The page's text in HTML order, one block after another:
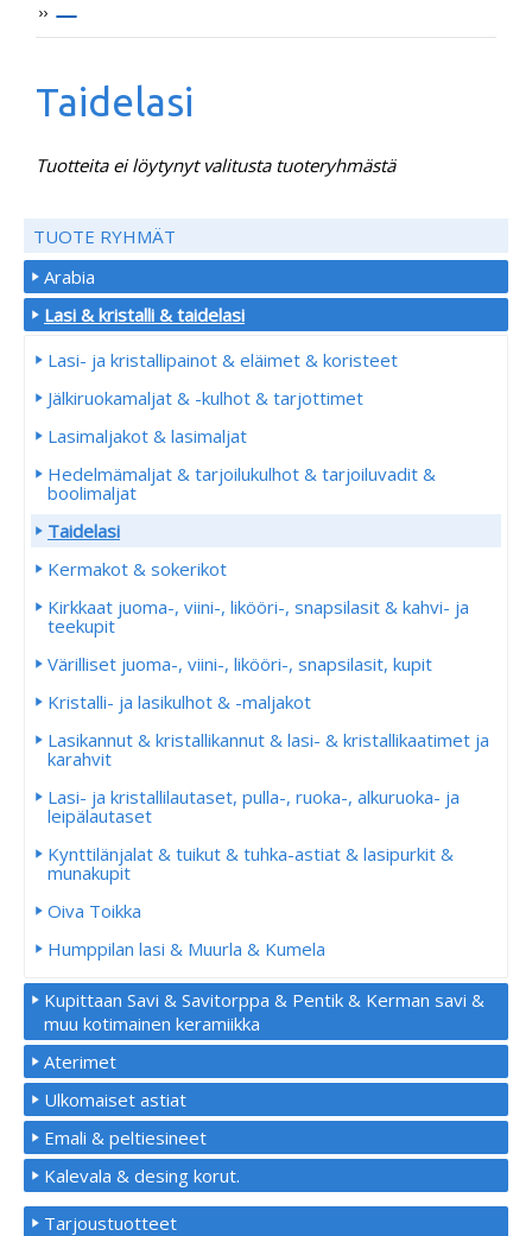
››
Taidelasi
Tuotteita ei löytynyt valitusta tuoteryhmästä
TUOTE RYHMÄT
Arabia
Lasi & kristalli & taidelasi
Lasi- ja kristallipainot & eläimet & koristeet
Jälkiruokamaljat & -kulhot & tarjottimet
Lasimaljakot & lasimaljat
Hedelmämaljat & tarjoilukulhot & tarjoiluvadit &
boolimaljat
Taidelasi
Kermakot & sokerikot
Kirkkaat juoma-, viini-, likööri-, snapsilasit & kahvi- ja
teekupit
Värilliset juoma-, viini-, likööri-, snapsilasit, kupit
Kristalli- ja lasikulhot & -maljakot
Lasikannut & kristallikannut & lasi- & kristallikaatimet ja
karahvit
Lasi- ja kristallilautaset, pulla-, ruoka-, alkuruoka- ja
leipälautaset
Kynttilänjalat & tuikut & tuhka-astiat & lasipurkit &
munakupit
Oiva Toikka
Humppilan lasi & Muurla & Kumela
Kupittaan Savi & Savitorppa & Pentik & Kerman savi &
muu kotimainen keramiikka
Aterimet
Ulkomaiset astiat
Emali & peltiesineet
Kalevala & desing korut.
Tarjoustuotteet